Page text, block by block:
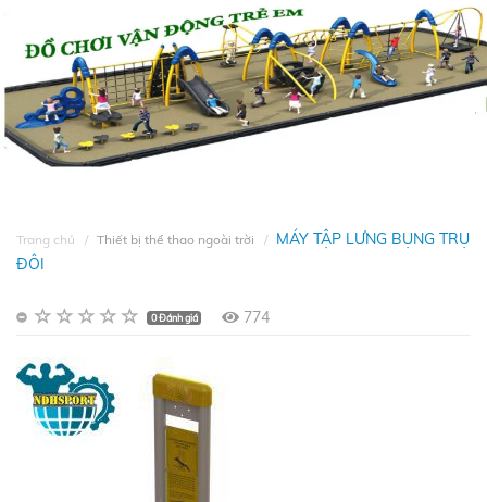
Trang chủ Thiết bị thể thao ngoài trời
MÁY TẬP LƯNG BỤNG TRỤ
ĐÔI
0 Đánh giá 774